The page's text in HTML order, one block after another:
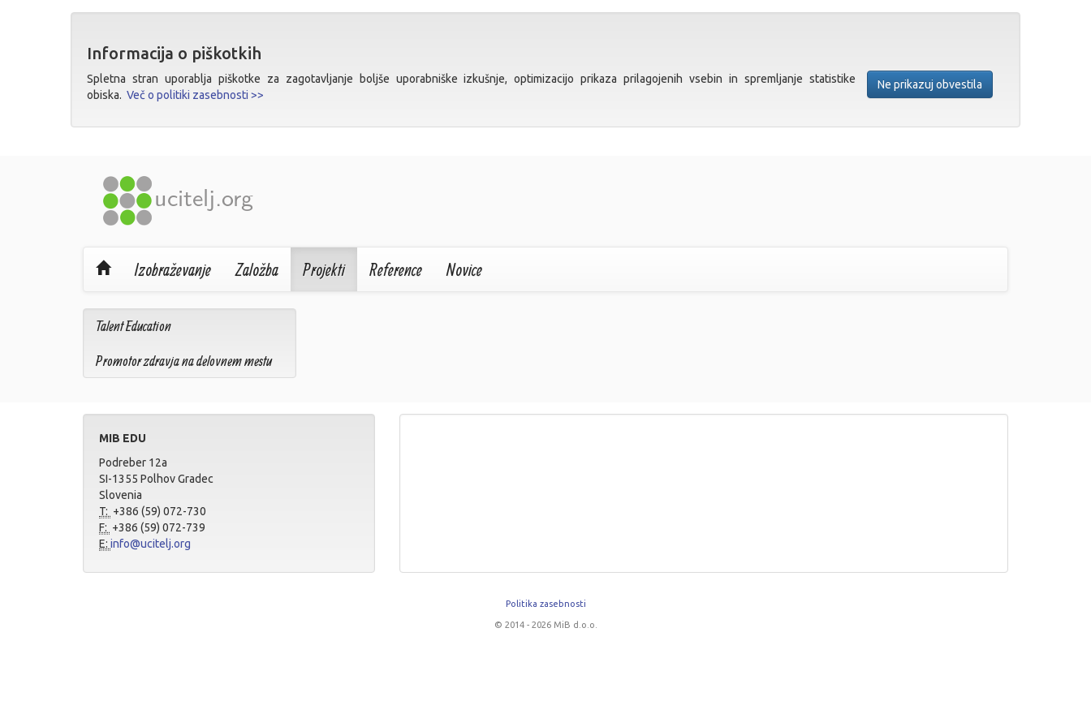
Informacija o piškotkih
Ne prikazuj obvestila
Spletna stran uporablja piškotke za zagotavljanje boljše uporabniške izkušnje, optimizacijo prikaza prilagojenih vsebin in spremljanje statistike
obiska. Več o politiki zasebnosti >>
Izobraževanje Založba Projekti Reference Novice
Talent Education
Promotor zdravja na delovnem mestu
MIB EDU
Podreber 12a
SI-1355 Polhov Gradec
Slovenia
T: +386 (59) 072-730
F: +386 (59) 072-739
E: info@ucitelj.org
Politika zasebnosti
© 2014 - 2026 MiB d.o.o.